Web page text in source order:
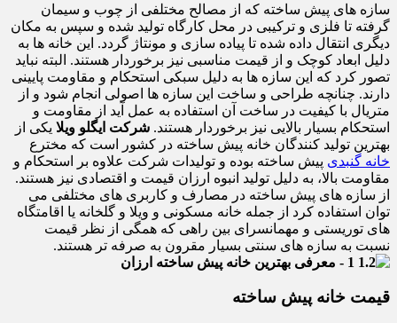
سازه های پیش ساخته که از مصالح مختلفی از چوب و سیمان
گرفته تا فلزی و ترکیبی در محل کارگاه تولید شده و سپس به مکان
دیگری انتقال داده شده تا پیاده سازی و مونتاژ گردد. این خانه ها به
دلیل ابعاد کوچک و از قیمت مناسبی نیز برخوردار هستند. البته نباید
تصور کرد که این سازه ها به دلیل سبکی استحکام و مقاومت پایینی
دارند. چنانچه طراحی و ساخت این سازه ها اصولی انجام شود و از
متریال با کیفیت در ساخت آن استفاده به عمل آید از مقاومت و
استحکام بسیار بالایی نیز برخوردار هستند. شرکت ایگلو ویلا یکی از
بهترین تولید کنندگان خانه پیش ساخته در کشور است که مخترع
خانه گنبدی پیش ساخته بوده و تولیدات شرکت علاوه بر استحکام و
مقاومت بالا، به دلیل تولید انبوه ارزان قیمت و اقتصادی نیز هستند.
از سازه های پیش ساخته در مصارف و کاربری های مختلفی می
توان استفاده کرد از جمله خانه مسکونی و ویلا و گلخانه یا اقامتگاه
های توریستی و مهمانسرای بین راهی که همگی از نظر قیمت
نسبت به سازه های سنتی بسیار مقرون به صرفه تر هستند.
قیمت خانه پیش ساخته